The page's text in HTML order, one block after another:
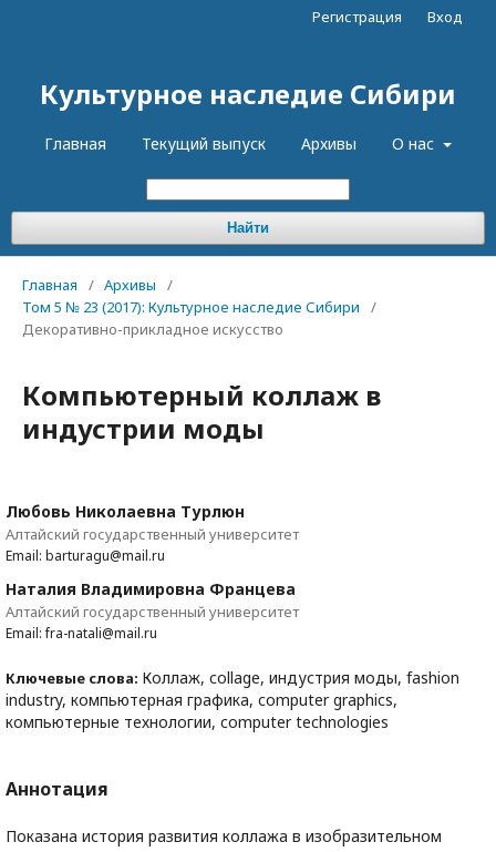
Культурное наследие Сибири
Главная Текущий выпуск Архивы О нас
Найти
Регистрация Вход
Главная / Архивы
/
Том 5 № 23 (2017): Культурное наследие Сибири
/
Декоративно-прикладное искусство
Компьютерный коллаж в
индустрии моды
Любовь Николаевна Турлюн
Алтайский государственный университет
Email: barturagu@mail.ru
Наталия Владимировна Францева
Алтайский государственный университет
Email: fra-natali@mail.ru
Ключевые слова: Коллаж, collage, индустрия моды, fashion
industry, компьютерная графика, computer graphics,
компьютерные технологии, computer technologies
Аннотация
Показана история развития коллажа в изобразительном